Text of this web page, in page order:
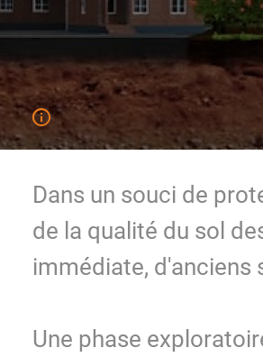
Dans un souci de
de la qualité du sol
immédiate, d'anciens
Une phase